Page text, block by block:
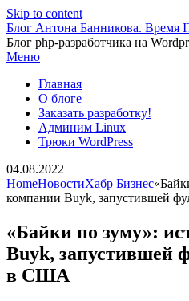
Skip to content
Блог Антона Банникова. Время
Блог php-разработчика на
Меню
Главная
О блоге
Заказать разработку!
Админим Linux
Трюки WordPress
04.08.2022
HomeНовостиХабр Бизнес
компании Buyk, запустившей
«Байки по зуму»:
Buyk, запустившей
в США